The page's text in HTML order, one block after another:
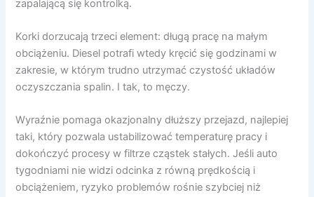
zapalającą się kontrolką.
Korki dorzucają trzeci element: długą pracę na małym
obciążeniu. Diesel potrafi wtedy kręcić się godzinami w
zakresie, w którym trudno utrzymać czystość układów
oczyszczania spalin. I tak, to męczy.
Wyraźnie pomaga okazjonalny dłuższy przejazd, najlepiej
taki, który pozwala ustabilizować temperaturę pracy i
dokończyć procesy w filtrze cząstek stałych. Jeśli auto
tygodniami nie widzi odcinka z równą prędkością i
obciążeniem, ryzyko problemów rośnie szybciej niż